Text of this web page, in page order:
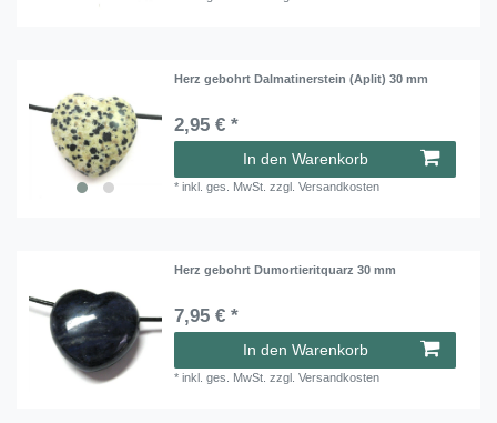
Herz gebohrt Dalmatinerstein (Aplit) 30 mm
2,95 € *
In den Warenkorb
*inkl. ges. MwSt. zzgl.Versandkosten
Herz gebohrt Dumortieritquarz 30 mm
7,95 € *
In den Warenkorb
*inkl. ges. MwSt. zzgl.Versandkosten